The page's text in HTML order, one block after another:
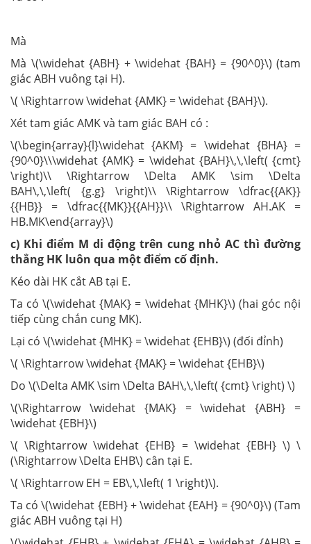
Mà
Mà \(\widehat {ABH} + \widehat {BAH} = {90^0}\) (tam
giác ABH vuông tại H).
\( \Rightarrow \widehat {AMK} = \widehat {BAH}\).
Xét tam giác AMK và tam giác BAH có :
\(\begin{array}{l}\widehat {AKM} = \widehat {BHA} =
{90^0}\\\widehat {AMK} = \widehat {BAH}\,\,\left( {cmt}
\right)\\ \Rightarrow \Delta AMK \sim \Delta
BAH\,\,\left( {g.g} \right)\\ \Rightarrow \dfrac{{AK}}
{{HB}} = \dfrac{{MK}}{{AH}}\\ \Rightarrow AH.AK =
HB.MK\end{array}\)
c) Khi điểm M di động trên cung nhỏ AC thì đường
thẳng HK luôn qua một điểm cố định.
Kéo dài HK cắt AB tại E.
Ta có \(\widehat {MAK} = \widehat {MHK}\) (hai góc nội
tiếp cùng chắn cung MK).
Lại có \(\widehat {MHK} = \widehat {EHB}\) (đối đỉnh)
\( \Rightarrow \widehat {MAK} = \widehat {EHB}\)
Do \(\Delta AMK \sim \Delta BAH\,\,\left( {cmt} \right) \)
\(\Rightarrow \widehat {MAK} = \widehat {ABH} =
\widehat {EBH}\)
\( \Rightarrow \widehat {EHB} = \widehat {EBH} \) \
(\Rightarrow \Delta EHB\) cân tại E.
\( \Rightarrow EH = EB\,\,\left( 1 \right)\).
Ta có \(\widehat {EBH} + \widehat {EAH} = {90^0}\) (Tam
giác ABH vuông tại H)